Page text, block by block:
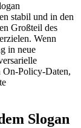
stabil und in den
Großteil des
Wenn
in neue
On-Policy-Daten,
Slogan